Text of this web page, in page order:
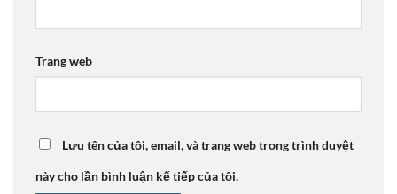
Trang web
Lưu tên của tôi, email, và trang web trong trình duyệt
này cho lần bình luận kế tiếp của tôi.